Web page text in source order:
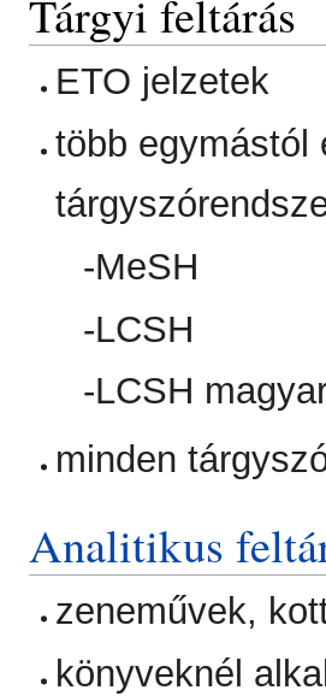
Tárgyi feltárás
ETO jelzetek
több egymástól
-MeSH
-LCSH
-LCSH
minden
Analitikus
zeneművek,
könyveknél